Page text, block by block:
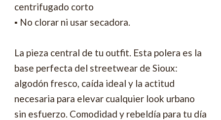
centrifugado corto
▪ No clorar ni usar secadora.
La pieza central de tu outfit. Esta polera es la
base perfecta del streetwear de Sioux:
algodón fresco, caída ideal y la actitud
necesaria para elevar cualquier look urbano
sin esfuerzo. Comodidad y rebeldía para tu día